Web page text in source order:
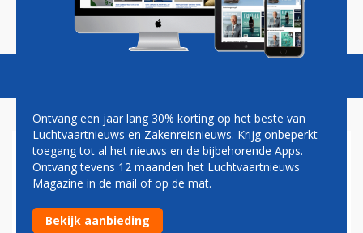
Magazine Podcasts Vacatures
VAKBOND CABINEPERSONEEL
VREEST NIET VOOR
BANENVERLIES BIJ KLM
Ontvang een jaar lang 30% korting op het beste van
Luchtvaartnieuws en Zakenreisnieuws. Krijg onbeperkt
toegang tot al het nieuws en de bijbehorende Apps.
Ontvang tevens 12 maanden het Luchtvaartnieuws
Magazine in de mail of op de mat.
Bekijk aanbieding